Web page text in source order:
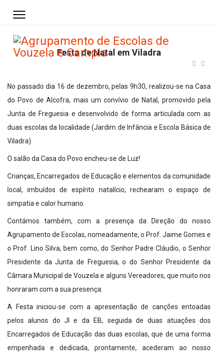
Festa de Natal em Viladra
No passado dia 16 de dezembro, pelas 9h30, realizou-se na Casa
do Povo de Alcofra, mais um convívio de Natal, promovido pela
Junta de Freguesia e desenvolvido de forma articulada com as
duas escolas da localidade (Jardim de Infância e Escola Básica de
Viladra).
O salão da Casa do Povo encheu-se de Luz!
Crianças, Encarregados de Educação e elementos da comunidade
local, imbuídos de espírito natalício, rechearam o espaço de
simpatia e calor humano.
Contámos também, com a presença da Direção do nosso
Agrupamento de Escolas, nomeadamente, o Prof. Jaime Gomes e
o Prof. Lino Silva, bem como, do Senhor Padre Cláudio, o Senhor
Presidente da Junta de Freguesia, o do Senhor Presidente da
Câmara Municipal de Vouzela e alguns Vereadores, que muito nos
honraram com a sua presença.
A Festa iniciou-se com a apresentação de canções entoadas
pelos alunos do JI e da EB, seguida de duas atuações dos
Encarregados de Educação das duas escolas, que de uma forma
empenhada e dedicada, prontamente, acederam ao nosso